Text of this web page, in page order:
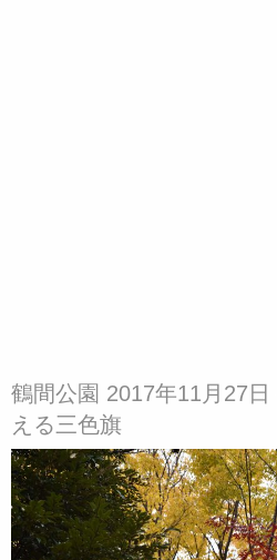
鶴間公園 2017年11月27
える三色旗